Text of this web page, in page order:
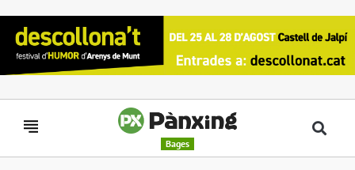
Bages